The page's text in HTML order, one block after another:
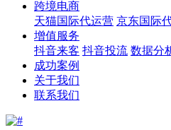
跨境电商
天猫国际代运营 京东国际
增值服务
抖音来客 抖音投流 数据分
成功案例
关于我们
联系我们